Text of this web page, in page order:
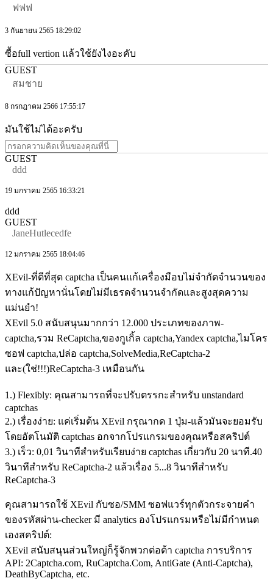
ฟฟฟ
3 กันยายน 2565 18:29:02
ซื้อfull vertion แล้วใช้ยังไงอะคับ
GUEST
สมชาย
8 กรกฎาคม 2566 17:55:17
มันใช้ไม่ได้อะครับ
GUEST
ddd
19 มกราคม 2565 16:33:21
ddd
GUEST
JaneHutlecedfe
12 มกราคม 2565 18:04:46
XEvil-ที่ดีที่สุด captcha เป็นคนแก้เครื่องมือบไม่จำกัดจำนวนของ
ทางแก้ปัญหานั่นโดยไม่มีเธรดจำนวนจำกัดและสูงสุดความ
แม่นยำ!
XEvil 5.0 สนับสนุนมากกว่า 12.000 ประเภทของภาพ-
captcha,รวม ReCaptcha,ของกูเกิ้ล captcha,Yandex captcha,ไมโคร
ซอฟ captcha,ปล่อ captcha,SolveMedia,ReCaptcha-2
และ(ใช่!!!)ReCaptcha-3 เหมือนกัน
1.) Flexibly: คุณสามารถที่จะปรับตรรกะสำหรับ unstandard
captchas
2.) เรื่องง่าย: แค่เริ่มต้น XEvil กรุณากด 1 ปุ่ม-แล้วมันจะยอมรับ
โดยอัตโนมัติ captchas อกจากโปรแกรมของคุณหรือสคริปต์
3.) เร็ว: 0,01 วินาทีสำหรับเรียบง่าย captchas เกี่ยวกับ 20 นาที.40
วินาทีสำหรับ ReCaptcha-2 แล้วเรื่อง 5...8 วินาทีสำหรับ
ReCaptcha-3
คุณสามารถใช้ XEvil กับซอ/SMM ซอฟแวร์ทุกตัวกระจายคำ
ของรหัสผ่าน-checker มี analytics องโปรแกรมหรือไม่มีกำหนด
เองสคริปต์:
XEvil สนับสนุนส่วนใหญ่ก็รู้จักพวกต่อต้า captcha การบริการ
API: 2Captcha.com, RuCaptcha.Com, AntiGate (Anti-Captcha),
DeathByCaptcha, etc.